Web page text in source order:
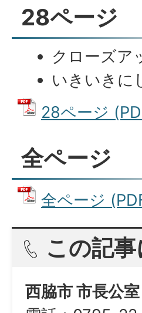
28ページ
クローズア
いきいきに
28ページ
全ページ
全ページ
この記
西脇市 市長公